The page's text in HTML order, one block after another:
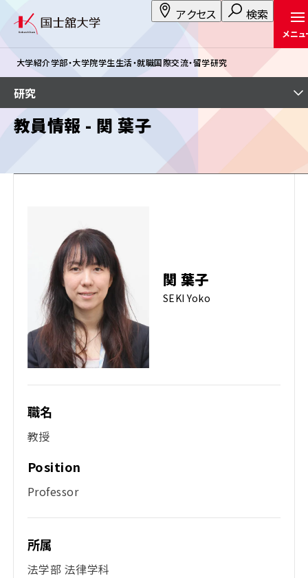
アクセス 検索
メニュ
大学紹介学部・大学院学生生活・就職国際交流・留学研究
教員情報 - 関 葉子
関 葉子
SEKI Yoko
職名
教授
Position
Professor
所属
法学部 法律学科
研究